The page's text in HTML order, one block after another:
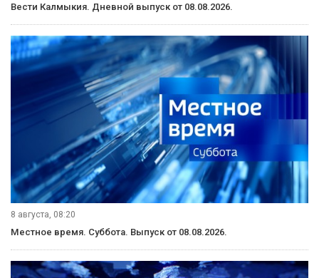
Вести Калмыкия. Дневной выпуск от 08.08.2026.
8 августа, 08:20
Местное время. Суббота. Выпуск от 08.08.2026.